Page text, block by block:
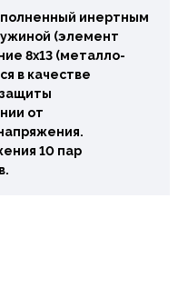
инертным
(элемент
8х13 (металло-
в качестве
от
10 пар